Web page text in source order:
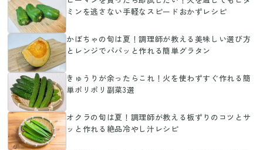
ミンを逃さない手軽なスピードおかずレシピ
かぼちゃの旬は夏！調理師が教える美味しい選び方
とレンジでパパッと作れる簡単グラタン
きゅうりが余ったらこれ！火を使わずすぐ作れる簡
単ポリポリ副菜3選
オクラの旬は夏！調理師が教える板ずりのコツとサ
ッと作れる絶品冷やし汁レシピ